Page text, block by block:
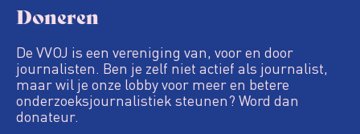
Doneren
De VVOJ is een vereniging van, voor en door
journalisten. Ben je zelf niet actief als journalist,
maar wil je onze lobby voor meer en betere
onderzoeksjournalistiek steunen? Word dan
donateur.